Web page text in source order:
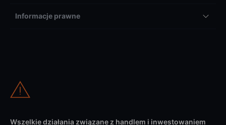
Informacje prawne
Wszelkie działania związane z handlem i inwestowaniem